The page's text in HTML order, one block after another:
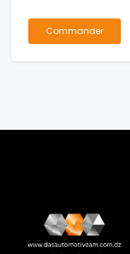
Commander